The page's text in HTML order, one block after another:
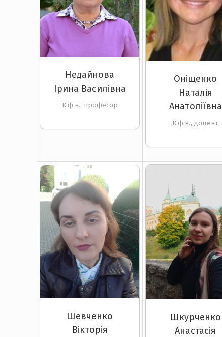
Недайнова
Ірина Василівна
К.ф.н., професор
Оніщенко
Наталія
Анатоліївна
К.ф.н., доцент
Шевченко
Вікторія
Шкурченко
Анастасія